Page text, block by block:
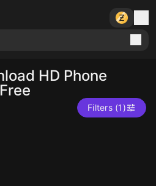
HD Phone
Filters (1)